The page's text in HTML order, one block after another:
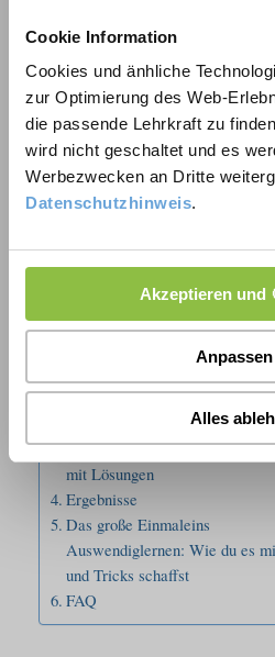
Cookie Information
Cookies und änhliche
zur Optimierung des Web-
die passende Lehrkraft zu
wird nicht geschaltet und es
Werbezwecken an Dritte
Datenschutzhinweis.
Akzeptieren und
Anpassen
Alles
lernen: So klappt’s!
3 Kommentare/Klasse 4,
4,33von 5 Sterne
Bist du bereit, das große
Inhalt
Was ist das große Einmaleins?
Das kleine Einmaleins
Das große Einmaleins
Das große 1×1 lernen:
mit Lösungen
Ergebnisse
Das große Einmaleins
Auswendiglernen: Wie du es
und Tricks schaffst
FAQ